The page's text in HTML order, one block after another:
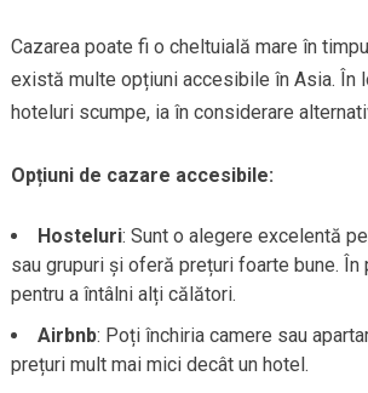
Cazarea poate fi o cheltuială mare în
există multe opțiuni accesibile în Asia. În
hoteluri scumpe, ia în considerare
Opțiuni de cazare accesibile:
Hosteluri: Sunt o alegere excelentă
sau grupuri și oferă prețuri foarte bune. În
pentru a întâlni alți călători.
Airbnb: Poți închiria camere sau
prețuri mult mai mici decât un hotel.